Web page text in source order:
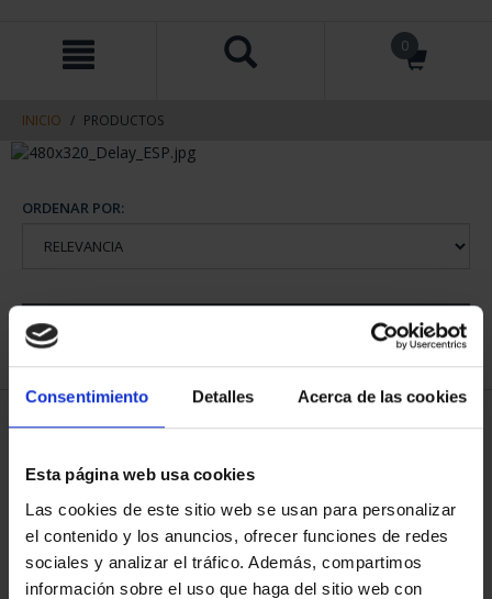
Consentimiento Detalles Acerca de las cookies
Esta página web usa cookies
Las cookies de este sitio web se usan para personalizar
el contenido y los anuncios, ofrecer funciones de redes
sociales y analizar el tráfico. Además, compartimos
información sobre el uso que haga del sitio web con
contenido
navegacin
0
INICIO PRODUCTOS
ORDENAR POR:
1 Productos encontrados